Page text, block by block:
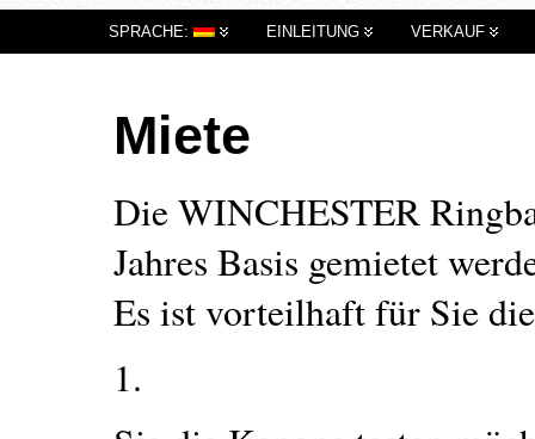
SPRACHE: EINLEITUNG VERKAUF
Miete
Die WINCHESTER
Jahres Basis gemietet
Es ist vorteilhaft für Sie
1.